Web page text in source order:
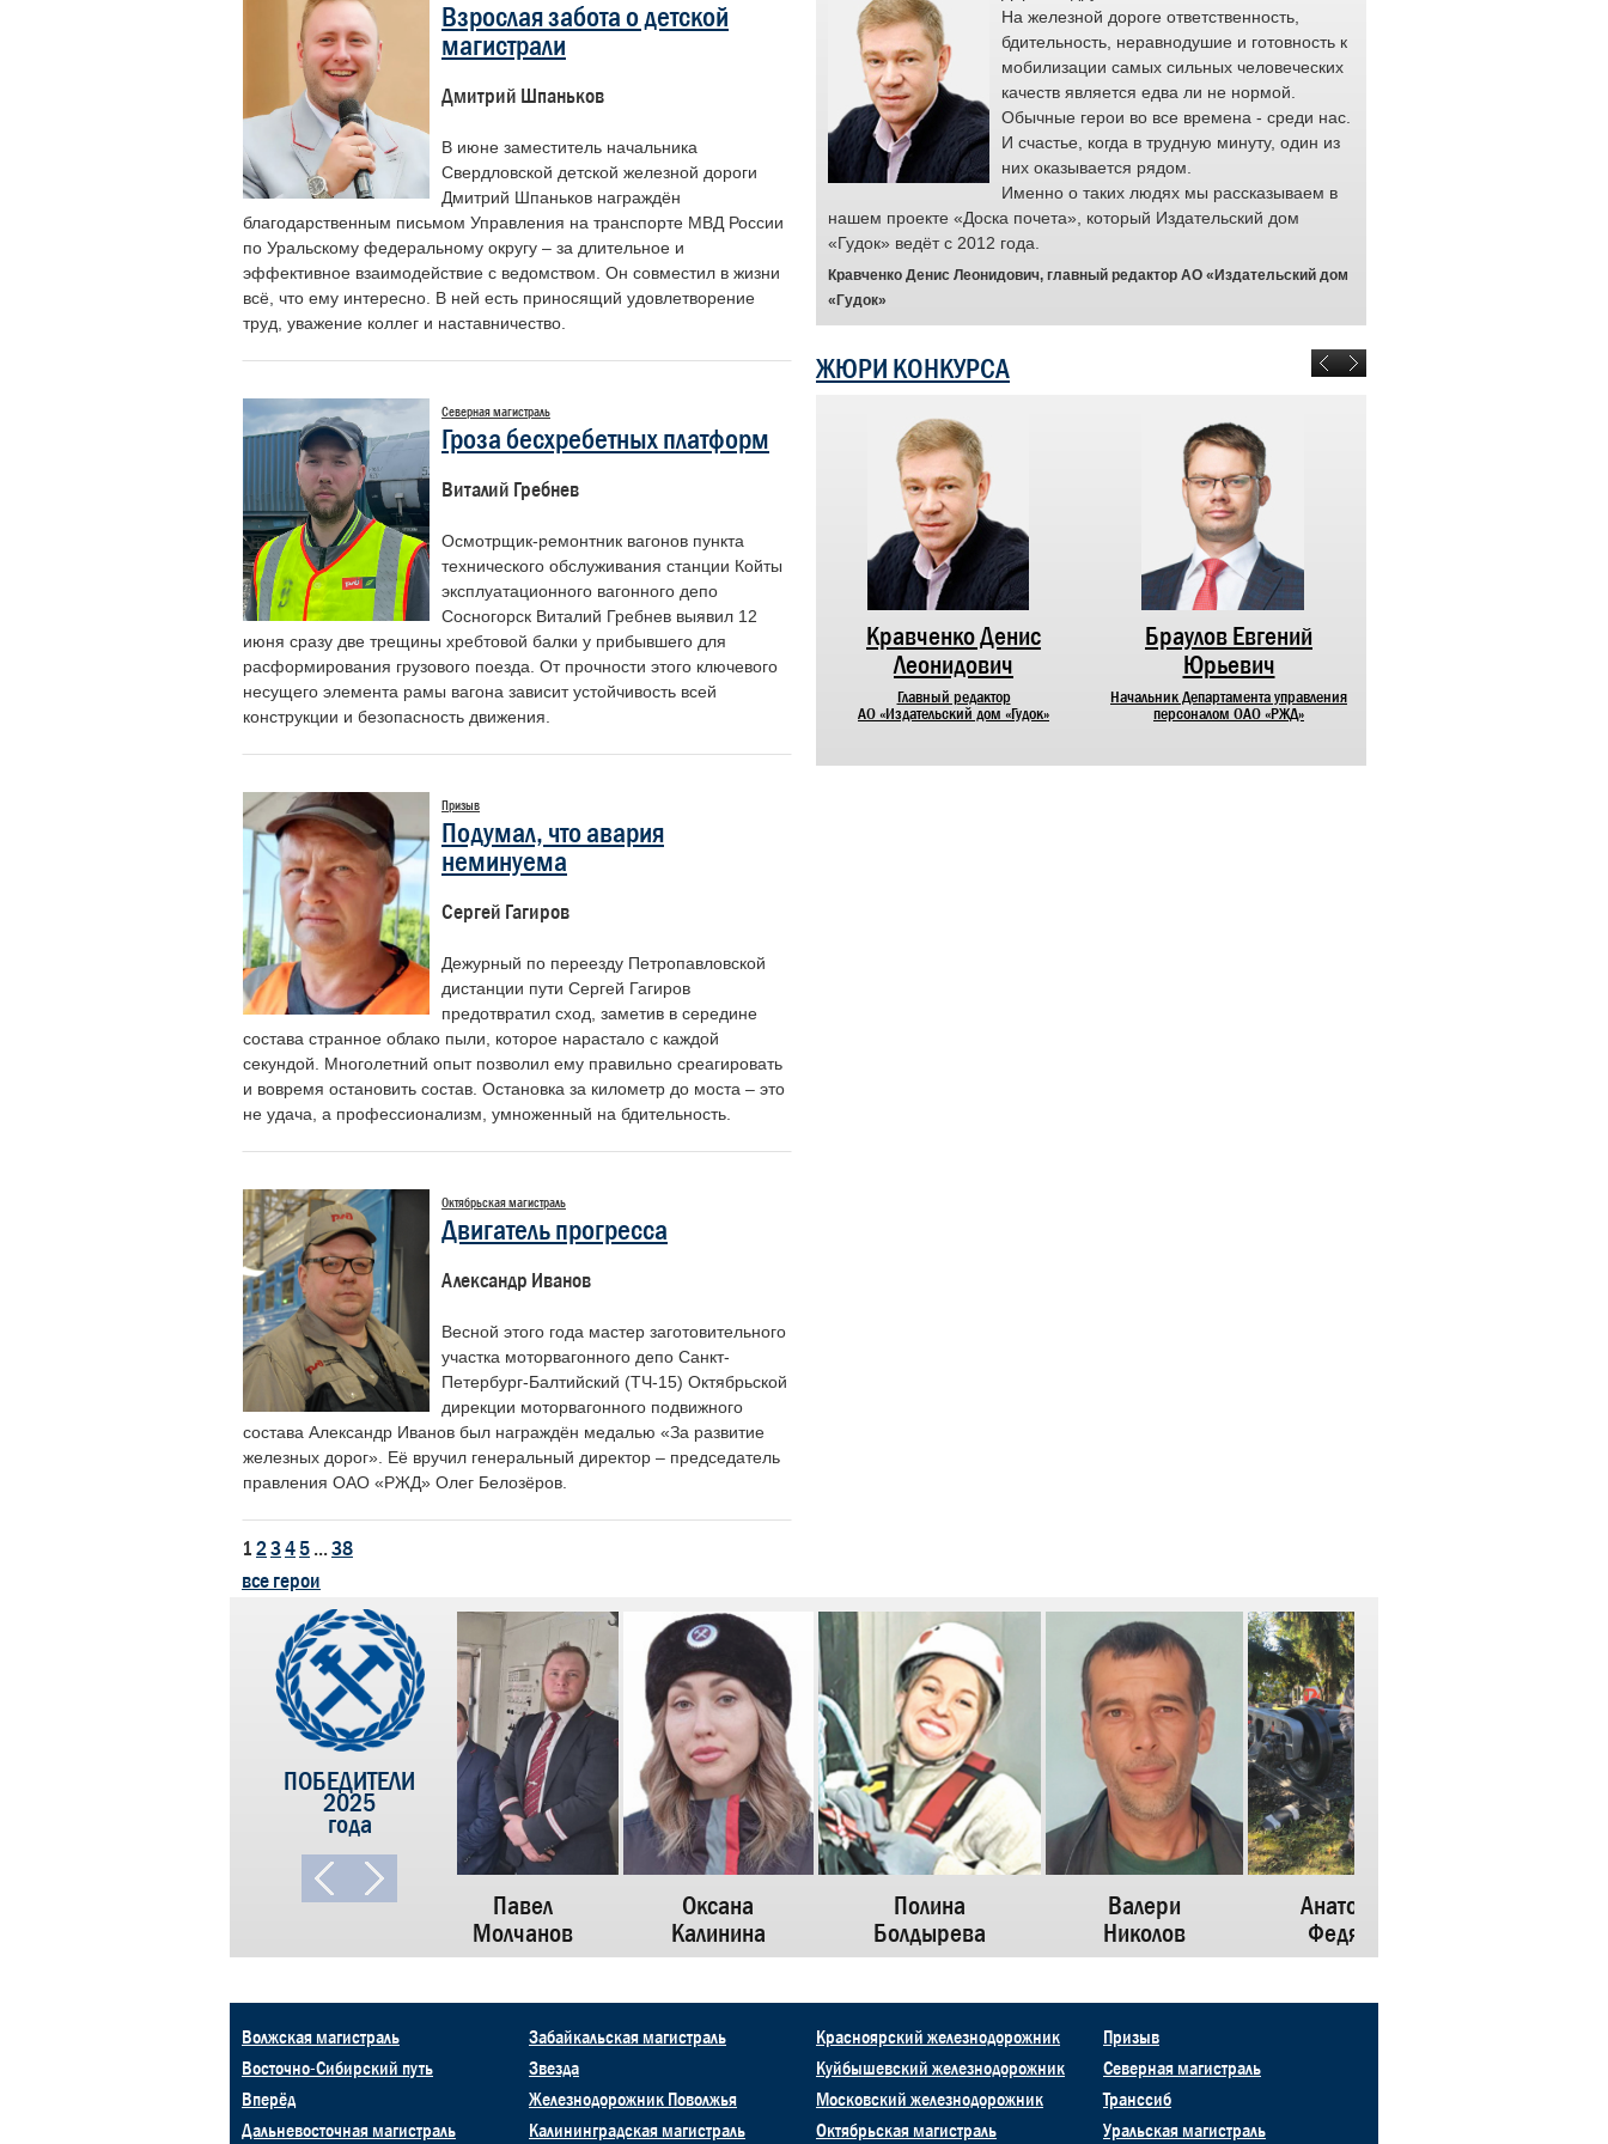
Взрослая забота о детской
магистрали
Дмитрий Шпаньков
В июне заместитель начальника
Свердловской детской железной дороги
Дмитрий Шпаньков награждён
благодарственным письмом Управления на транспорте МВД России
по Уральскому федеральному округу – за длительное и
эффективное взаимодействие с ведомством. Он совместил в жизни
всё, что ему интересно. В ней есть приносящий удовлетворение
труд, уважение коллег и наставничество.
Северная магистраль
Гроза бесхребетных платформ
Виталий Гребнев
Осмотрщик-ремонтник вагонов пункта
технического обслуживания станции Койты
эксплуатационного вагонного депо
Сосногорск Виталий Гребнев выявил 12
июня сразу две трещины хребтовой балки у прибывшего для
расформирования грузового поезда. От прочности этого ключевого
несущего элемента рамы вагона зависит устойчивость всей
конструкции и безопасность движения.
Призыв
Подумал, что авария
неминуема
Сергей Гагиров
Дежурный по переезду Петропавловской
дистанции пути Сергей Гагиров
предотвратил сход, заметив в середине
состава странное облако пыли, которое нарастало с каждой
секундой. Многолетний опыт позволил ему правильно среагировать
и вовремя остановить состав. Остановка за километр до моста – это
не удача, а профессионализм, умноженный на бдительность.
Октябрьская магистраль
Двигатель прогресса
Александр Иванов
Весной этого года мастер заготовительного
участка моторвагонного депо Санкт-
Петербург-Балтийский (ТЧ-15) Октябрьской
дирекции моторвагонного подвижного
состава Александр Иванов был награждён медалью «За развитие
железных дорог». Её вручил генеральный директор – председатель
правления ОАО «РЖД» Олег Белозёров.
1 2345 ...38
все герои
является площадкой для признания заслуг
людей, чья преданность делу и высокие
опасные ситуации и служат примером для
Героями проекта являются простые люди,
чья работа выходит за рамки рутинного
исполнения обязанностей. Для них она
становится настоящим призванием. Мы гордимся их стойкостью и
самоотверженностью, ведь именно такие примеры вдохновляют и
показывают, насколько важен и ценен труд каждого.
«Доска почета» – это возможность выразить признательность
нашим коллегам, тем, кто по праву заслуживает быть в центре
ветеранов войны и труда железнодорожного транспорта России
На железной дороге ответственность,
бдительность, неравнодушие и готовность к
мобилизации самых сильных человеческих
качеств является едва ли не нормой.
Обычные герои во все времена - среди нас.
И счастье, когда в трудную минуту, один из
них оказывается рядом.
Именно о таких людях мы рассказываем в
нашем проекте «Доска почета», который Издательский дом
«Гудок» ведёт с 2012 года.
Кравченко Денис Леонидович, главный редактор АО «Издательский дом
«Гудок»
на минуты. От того, как ими
ЖЮРИ КОНКУРСА
Шаханов Дмитрий
Сергеевич
Председатель Российского
профессионального союза
железнодорожников и транспортных
Никифоров Николай
Алексеевич
Председатель Центрального совета
Кравченко Денис
Леонидович
Главный редактор
АО «Издательский дом «Гудок»
Браулов Евгений
Юрьевич
Начальник Департамента управления
персоналом ОАО «РЖД»
ПОБЕДИТЕЛИ
2025
года
Андрей Харьковский,
Павел
Молчанов
Оксана
Калинина
Полина
Болдырева
Валери
Николов
Анатолий
Федяев
Волжская магистраль
Восточно-Сибирский путь
Вперёд
Дальневосточная магистраль
Забайкальская магистраль
Звезда
Железнодорожник Поволжья
Калининградская магистраль
Красноярский железнодорожник
Куйбышевский железнодорожник
Московский железнодорожник
Октябрьская магистраль
Призыв
Северная магистраль
Транссиб
Уральская магистраль